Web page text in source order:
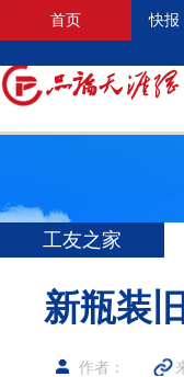
首页 快报
工友之家
新瓶装
作者：